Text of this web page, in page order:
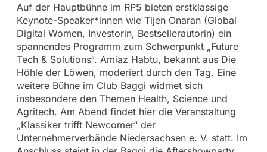
Auf der Hauptbühne im RP5 bieten erstklassige
Keynote-Speaker*innen wie Tijen Onaran (Global
Digital Women, Investorin, Bestsellerautorin) ein
spannendes Programm zum Schwerpunkt „Future
Tech & Solutions“. Amiaz Habtu, bekannt aus Die
Höhle der Löwen, moderiert durch den Tag. Eine
weitere Bühne im Club Baggi widmet sich
insbesondere den Themen Health, Science und
Agritech. Am Abend findet hier die Veranstaltung
„Klassiker trifft Newcomer“ der
Unternehmerverbände Niedersachsen e. V. statt. Im